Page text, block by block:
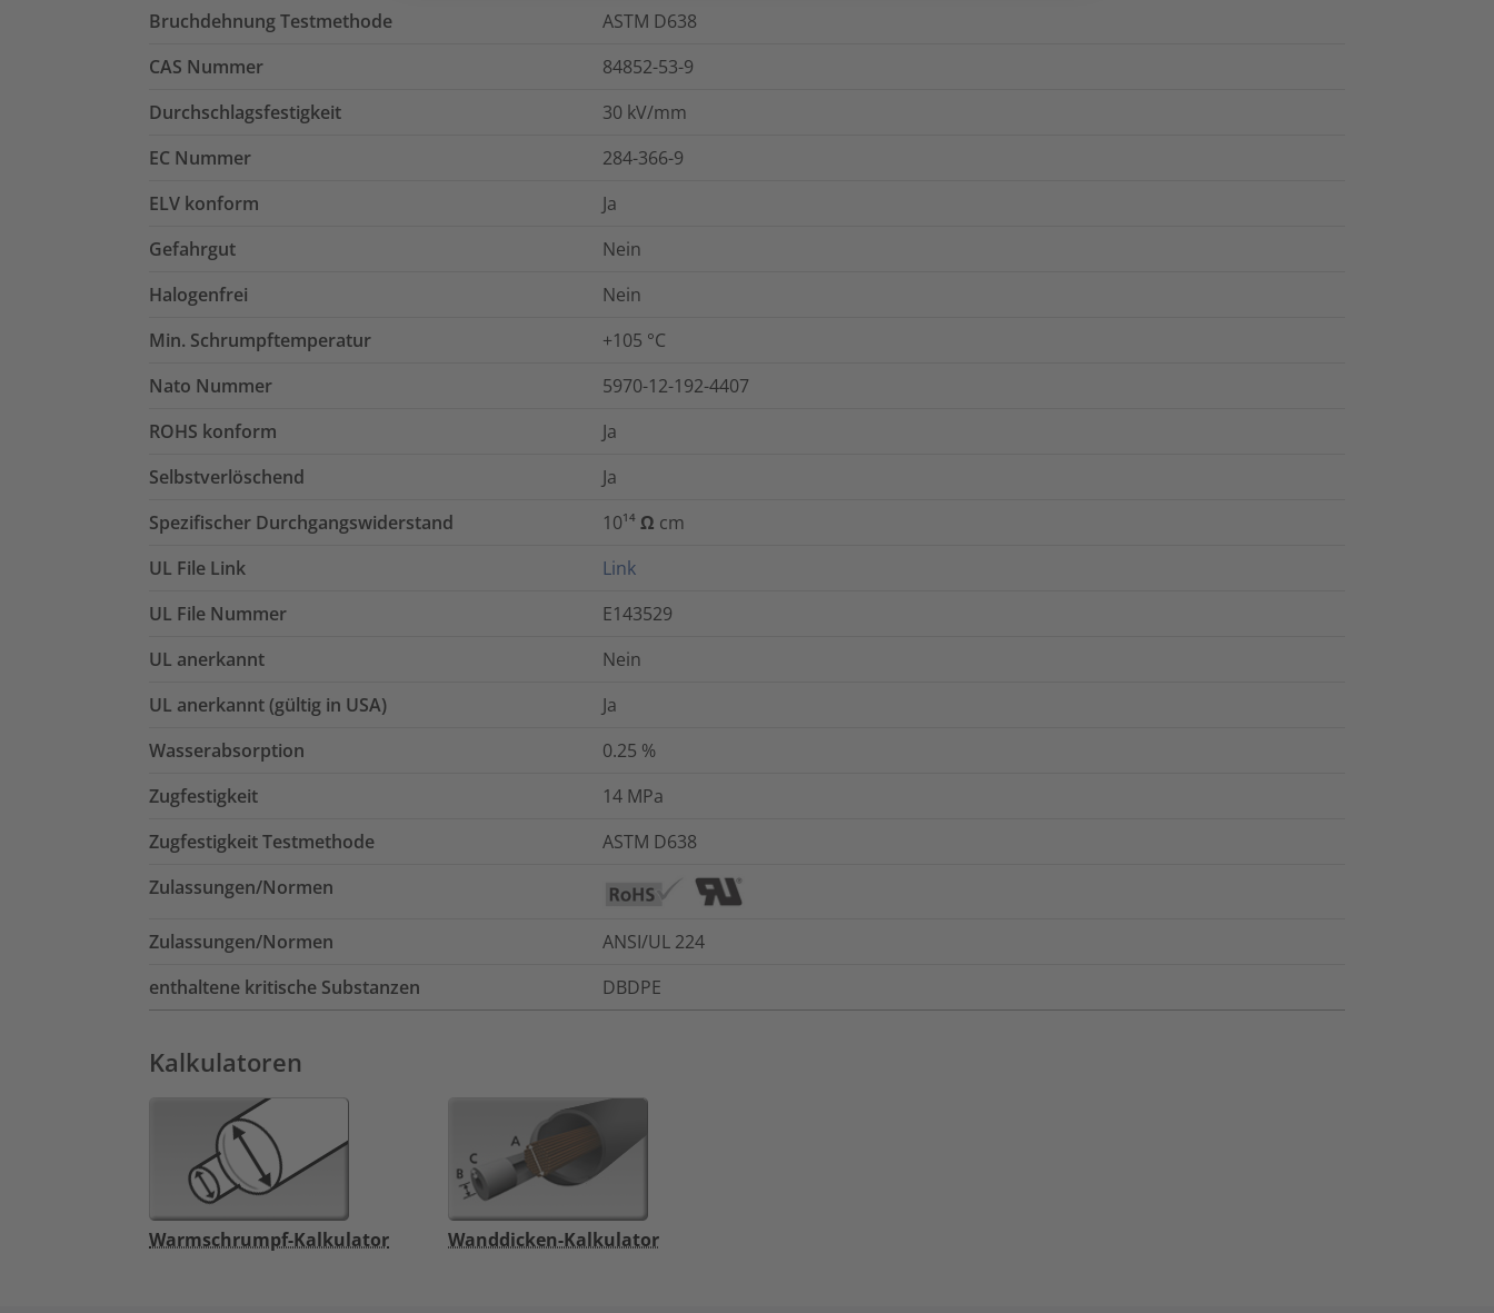
Bruchdehnung Testmethode
ASTM D638
CAS Nummer
84852-53-9
Durchschlagsfestigkeit
30 kV/mm
EC Nummer
284-366-9
ELV konform
Ja
Gefahrgut
Nein
Halogenfrei
Nein
Min. Schrumpftemperatur
+105 °C
Nato Nummer
5970-12-192-4407
ROHS konform
Ja
Selbstverlöschend
Ja
Spezifischer Durchgangswiderstand
10¹⁴ Ω cm
UL File Link
Link
UL File Nummer
E143529
UL anerkannt
Nein
UL anerkannt (gültig in USA)
Ja
Wasserabsorption
0.25 %
Zugfestigkeit
14 MPa
Zugfestigkeit Testmethode
ASTM D638
Zulassungen/Normen
Zulassungen/Normen
ANSI/UL 224
enthaltene kritische Substanzen
DBDPE
Kalkulatoren
Warmschrumpf-Kalkulator Wanddicken-Kalkulator